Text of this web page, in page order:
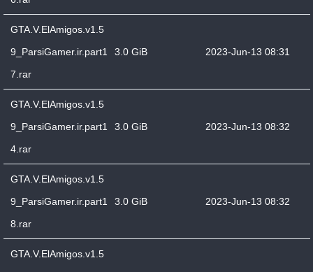
GTA.V.ElAmigos.v1.5
9_ParsiGamer.ir.part1
7.rar
3.0 GiB 2023-Jun-13 08:31
GTA.V.ElAmigos.v1.5
9_ParsiGamer.ir.part1
4.rar
3.0 GiB 2023-Jun-13 08:32
GTA.V.ElAmigos.v1.5
9_ParsiGamer.ir.part1
8.rar
3.0 GiB 2023-Jun-13 08:32
GTA.V.ElAmigos.v1.5